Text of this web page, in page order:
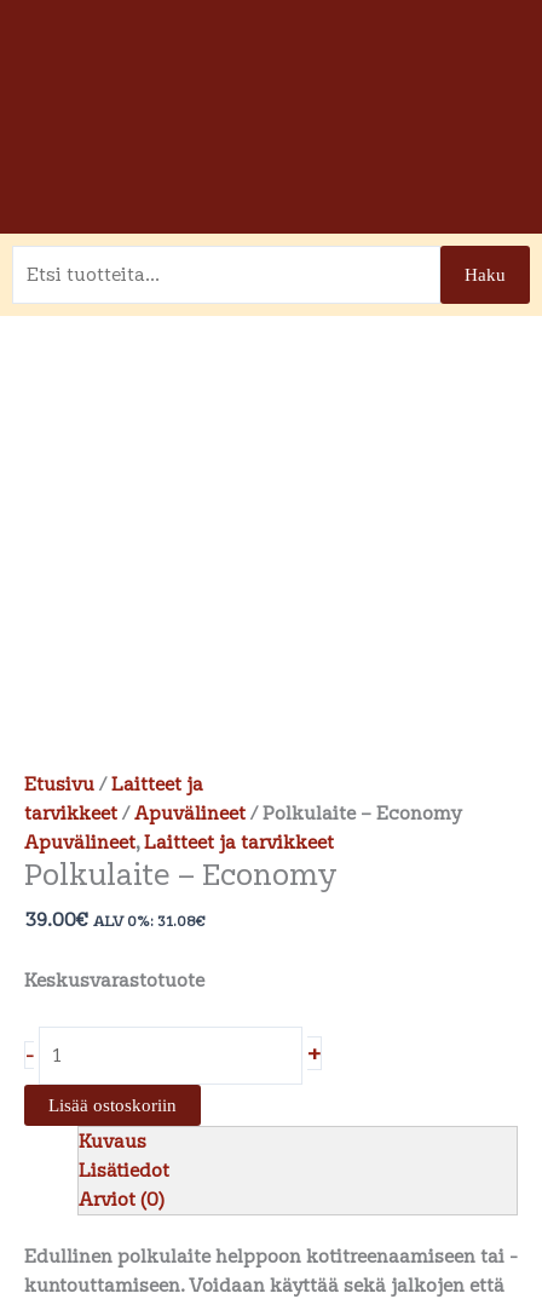
Haku
Etusivu/Laitteet ja
tarvikkeet/Apuvälineet/ Polkulaite – Economy
Apuvälineet,Laitteet ja tarvikkeet
Polkulaite – Economy
39.00€ ALV 0%:31.08€
Keskusvarastotuote
- +
Lisää ostoskoriin
Kuvaus
Lisätiedot
Arviot (0)
Edullinen polkulaite helppoon kotitreenaamiseen tai -
kuntouttamiseen. Voidaan käyttää sekä jalkojen että